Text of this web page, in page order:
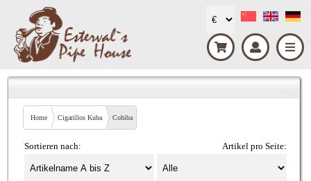
Home Cigarillos Kuba Cohiba
Sortieren nach: Artikel pro Seite: